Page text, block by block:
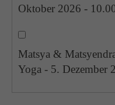
Oktober 2026 -
Matsya &
Yoga - 5. Dezember